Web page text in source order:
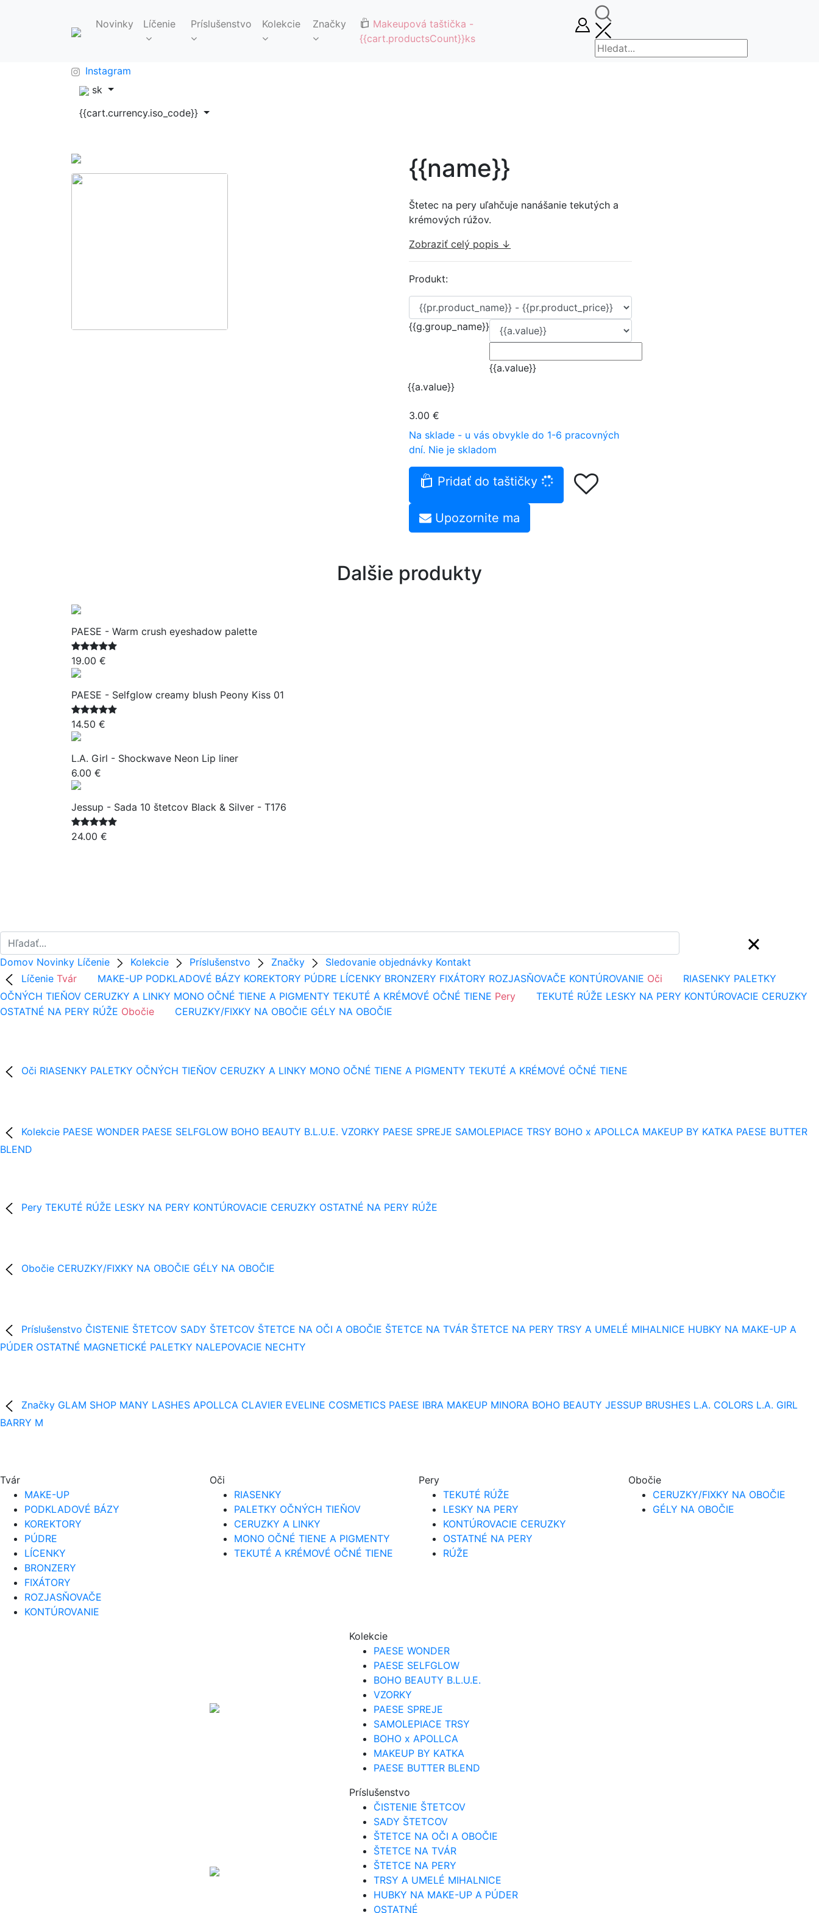
Novinky
Líčenie Príslušenstvo Kolekcie Značky Makeupová taštička -
{{cart.productsCount}}ks
FAQ
info@makeupbag.sk
Instagram
sk
{{cart.currency.iso_code}}
{{name}}
Štetec na pery uľahčuje nanášanie tekutých a
krémových rúžov.
Zobraziť celý popis ↓
Produkt:
{{g.group_name}}
{{a.value}}
{{a.value}}
3.00 €
Na sklade - u vás obvykle do 1-6 pracovných
dní. Nie je skladom
Pridať do taštičky
Upozornite ma
Dalšie produkty
PAESE - Warm crush eyeshadow palette
19.00 €
PAESE - Selfglow creamy blush Peony Kiss 01
14.50 €
L.A. Girl - Shockwave Neon Lip liner
6.00 €
Jessup - Sada 10 štetcov Black & Silver - T176
24.00 €
Domov Novinky Líčenie Kolekcie Príslušenstvo Značky Sledovanie objednávky Kontakt
Líčenie Tvár MAKE-UP PODKLADOVÉ BÁZY KOREKTORY PÚDRE LÍCENKY BRONZERY FIXÁTORY ROZJASŇOVAČE KONTÚROVANIE Oči RIASENKY PALETKY
OČNÝCH TIEŇOV CERUZKY A LINKY MONO OČNÉ TIENE A PIGMENTY TEKUTÉ A KRÉMOVÉ OČNÉ TIENE Pery TEKUTÉ RÚŽE LESKY NA PERY KONTÚROVACIE CERUZKY
OSTATNÉ NA PERY RÚŽE Obočie CERUZKY/FIXKY NA OBOČIE GÉLY NA OBOČIE
Oči RIASENKY PALETKY OČNÝCH TIEŇOV CERUZKY A LINKY MONO OČNÉ TIENE A PIGMENTY TEKUTÉ A KRÉMOVÉ OČNÉ TIENE
Kolekcie PAESE WONDER PAESE SELFGLOW BOHO BEAUTY B.L.U.E. VZORKY PAESE SPREJE SAMOLEPIACE TRSY BOHO x APOLLCA MAKEUP BY KATKA PAESE BUTTER
BLEND
Pery TEKUTÉ RÚŽE LESKY NA PERY KONTÚROVACIE CERUZKY OSTATNÉ NA PERY RÚŽE
Obočie CERUZKY/FIXKY NA OBOČIE GÉLY NA OBOČIE
Príslušenstvo ČISTENIE ŠTETCOV SADY ŠTETCOV ŠTETCE NA OČI A OBOČIE ŠTETCE NA TVÁR ŠTETCE NA PERY TRSY A UMELÉ MIHALNICE HUBKY NA MAKE-UP A
PÚDER OSTATNÉ MAGNETICKÉ PALETKY NALEPOVACIE NECHTY
Značky GLAM SHOP MANY LASHES APOLLCA CLAVIER EVELINE COSMETICS PAESE IBRA MAKEUP MINORA BOHO BEAUTY JESSUP BRUSHES L.A. COLORS L.A. GIRL
BARRY M
Tvár
MAKE-UP
PODKLADOVÉ BÁZY
KOREKTORY
PÚDRE
LÍCENKY
BRONZERY
FIXÁTORY
ROZJASŇOVAČE
KONTÚROVANIE
Oči
RIASENKY
PALETKY OČNÝCH TIEŇOV
CERUZKY A LINKY
MONO OČNÉ TIENE A PIGMENTY
TEKUTÉ A KRÉMOVÉ OČNÉ TIENE
Pery
TEKUTÉ RÚŽE
LESKY NA PERY
KONTÚROVACIE CERUZKY
OSTATNÉ NA PERY
RÚŽE
Obočie
CERUZKY/FIXKY NA OBOČIE
GÉLY NA OBOČIE
Kolekcie
PAESE WONDER
PAESE SELFGLOW
BOHO BEAUTY B.L.U.E.
VZORKY
PAESE SPREJE
SAMOLEPIACE TRSY
BOHO x APOLLCA
MAKEUP BY KATKA
PAESE BUTTER BLEND
Príslušenstvo
ČISTENIE ŠTETCOV
SADY ŠTETCOV
ŠTETCE NA OČI A OBOČIE
ŠTETCE NA TVÁR
ŠTETCE NA PERY
TRSY A UMELÉ MIHALNICE
HUBKY NA MAKE-UP A PÚDER
OSTATNÉ